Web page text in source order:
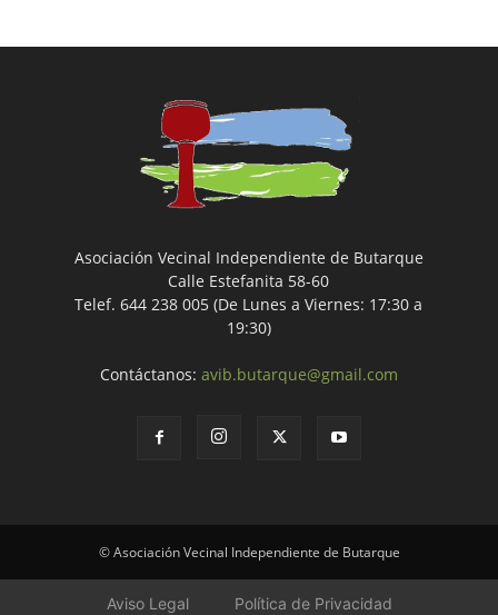
Asociación Vecinal Independiente de Butarque
Calle Estefanita 58-60
Telef. 644 238 005 (De Lunes a Viernes: 17:30 a
19:30)
Contáctanos: avib.butarque@gmail.com
© Asociación Vecinal Independiente de Butarque
Aviso Legal Política de Privacidad